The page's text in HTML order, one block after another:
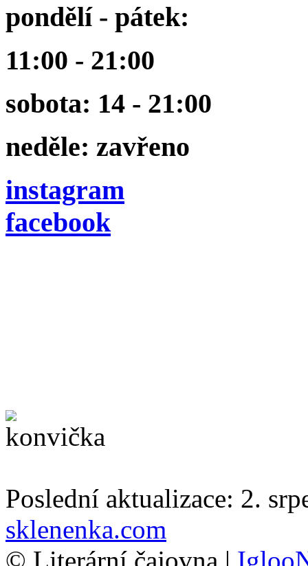
pondělí - pátek:
11:00 - 21:00
sobota: 14 - 21:00
neděle: zavřeno
instagram
facebook
Poslední aktualizace: 2.
sklenenka.com
© Literární čajovna |